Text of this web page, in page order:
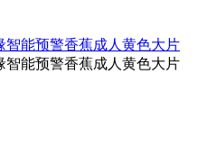
智能预警香蕉成人黄色大片
智能预警香蕉成人黄色大片